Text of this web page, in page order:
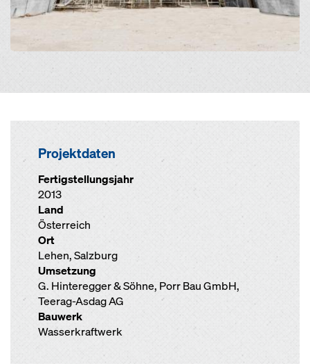
Projektdaten
Fertigstellungsjahr
2013
Land
Österreich
Ort
Lehen, Salzburg
Umsetzung
G. Hinteregger & Söhne, Porr Bau GmbH,
Teerag-Asdag AG
Bauwerk
Wasserkraftwerk